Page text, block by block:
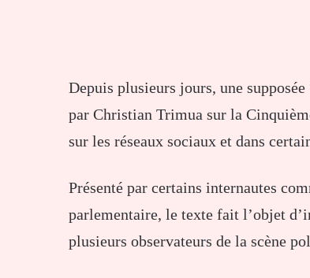
Depuis plusieurs jours, une
par Christian Trimua sur la
sur les réseaux sociaux et dans
Présenté par certains internautes
parlementaire, le texte fait l’objet
plusieurs observateurs de la scène